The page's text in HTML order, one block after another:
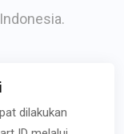
dilakukan